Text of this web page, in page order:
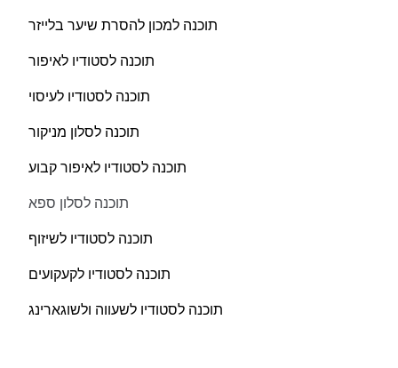
תוכנה למכון להסרת שיער בלייזר
תוכנה לסטודיו לאיפור
תוכנה לסטודיו לעיסוי
תוכנה לסלון מניקור
תוכנה לסטודיו לאיפור קבוע
תוכנה לסלון ספא
תוכנה לסטודיו לשיזוף
תוכנה לסטודיו לקעקועים
תוכנה לסטודיו לשעווה ולשוגארינג